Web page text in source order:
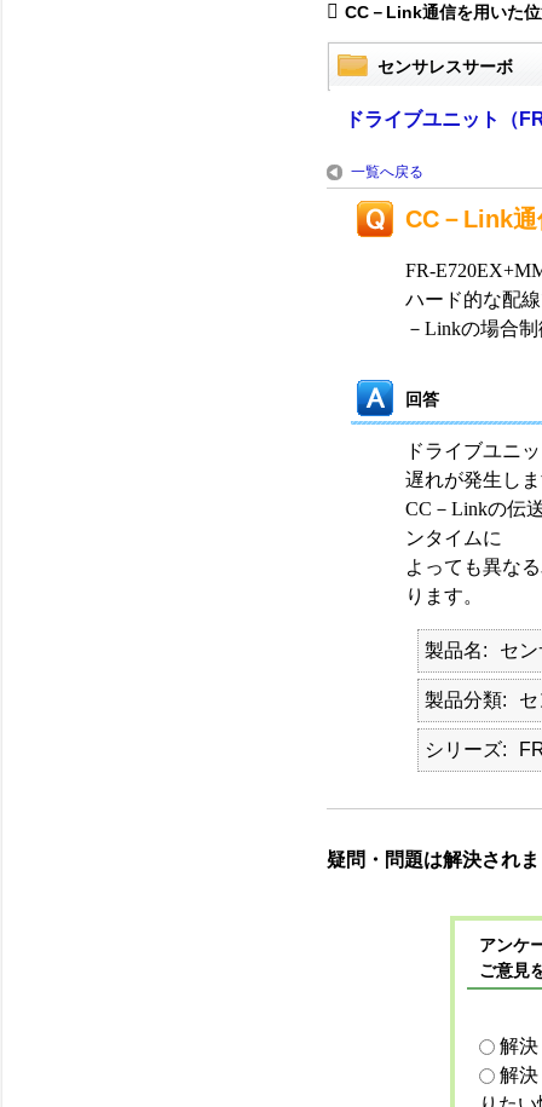
CC－Link通信を用いた
センサレスサーボ
ドライブユニット（
一覧へ戻る
CC－Link通
FR-
ハード的な配
－Linkの場合
回答
ドライブユニ
遅れが発生し
CC－Linkの伝
ンタイムに
よっても異な
ります。
製品名 セ
製品分類
シリーズ
疑問・問題は解決され
アンケ
ご意見
解
解